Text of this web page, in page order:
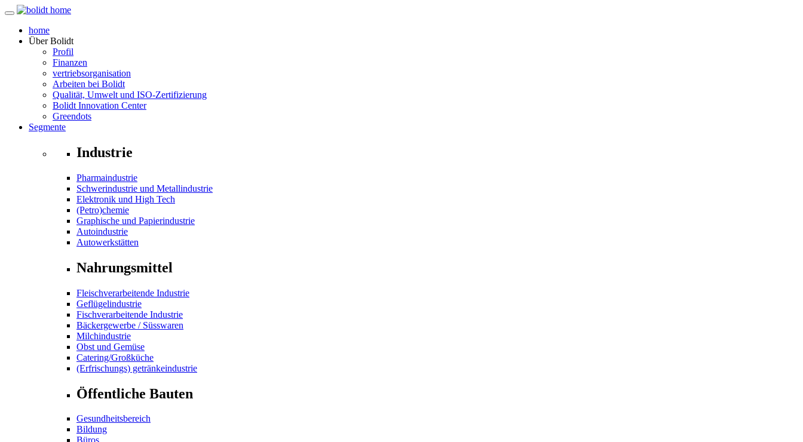
home
ÜberBolidt
Profil
Finanzen
vertriebsorganisation
Arbeiten bei Bolidt
Qualität, Umwelt und ISO-Zertifizierung
Bolidt Innovation Center
Greendots
Segmente
Industrie
Pharmaindustrie
Schwerindustrie und Metallindustrie
Elektronik und High Tech
(Petro)chemie
Graphische und Papierindustrie
Autoindustrie
Autowerkstätten
Nahrungsmittel
Fleischverarbeitende Industrie
Geflügelindustrie
Fischverarbeitende Industrie
Bäckergewerbe / Süsswaren
Milchindustrie
Obst und Gemüse
Catering/Großküche
(Erfrischungs) getränkeindustrie
Öffentliche Bauten
Gesundheitsbereich
Bildung